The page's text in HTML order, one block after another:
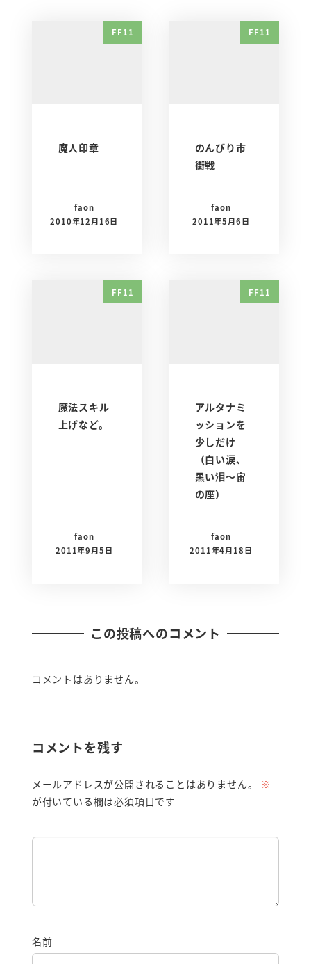
FF11
魔人印章
faon
2010年12月16日
FF11
のんびり市
街戦
faon
2011年5月6日
FF11
魔法スキル
上げなど。
faon
2011年9月5日
FF11
アルタナミ
ッションを
少しだけ
（白い涙、
黒い泪～宙
の座）
faon
2011年4月18日
この投稿へのコメント
コメントはありません。
コメントを残す
メールアドレスが公開されることはありません。
※
が付いている欄は必須項目です
名前